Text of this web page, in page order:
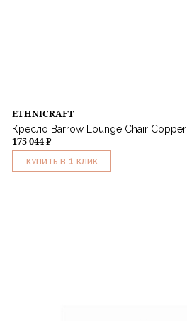
ETHNICRAFT
Кресло Barrow Lounge Chair Copper
175 044 ₽
КУПИТЬ В 1 КЛИК